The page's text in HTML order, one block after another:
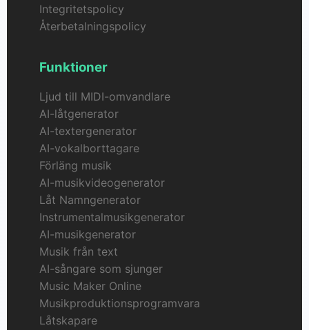
Integritetspolicy
Återbetalningspolicy
Funktioner
Ljud till MIDI-omvandlare
AI-låtgenerator
AI-textergenerator
AI-vokalborttagare
Förläng musik
AI-musikvideogenerator
Låt Namngenerator
Instrumentalmusikgenerator
AI-musikgenerator
Musik från text
AI-sångare som sjunger
Music Maker Online
Musikproduktionsprogramvara
Låtskapare